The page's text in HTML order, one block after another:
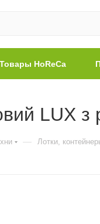
Товары HoReCa
LUX
— Лотки,